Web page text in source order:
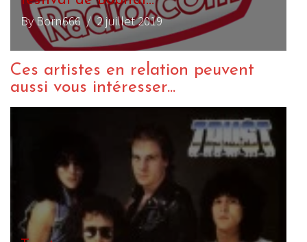
By Born666/ 2 juillet 2019
Ces artistes en relation peuvent
aussi vous intéresser...